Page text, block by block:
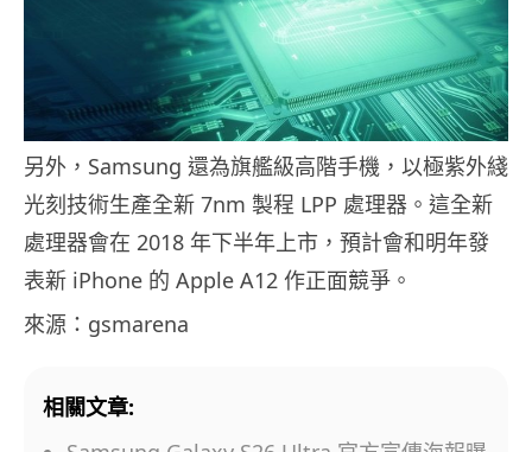
另外，Samsung 還為旗艦級高階手機，以極紫外綫
光刻技術生產全新 7nm 製程 LPP 處理器。這全新
處理器會在 2018 年下半年上市，預計會和明年發
表新 iPhone 的 Apple A12 作正面競爭。
來源：gsmarena
相關文章: